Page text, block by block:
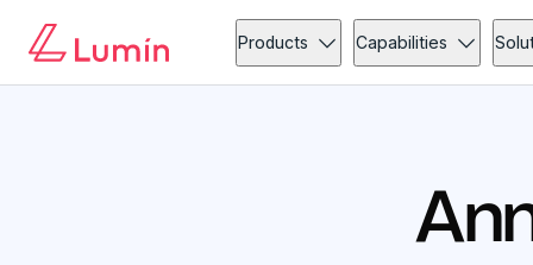
Products Capabilities